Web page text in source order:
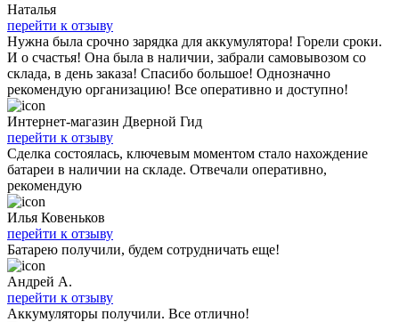
Наталья
перейти к отзыву
Нужна была срочно зарядка для аккумулятора! Горели сроки.
И о счастья! Она была в наличии, забрали самовывозом со
склада, в день заказа! Спасибо большое! Однозначно
рекомендую организацию! Все оперативно и доступно!
Интернет-магазин Дверной Гид
перейти к отзыву
Сделка состоялась, ключевым моментом стало нахождение
батареи в наличии на складе. Отвечали оперативно,
рекомендую
Илья Ковеньков
перейти к отзыву
Батарею получили, будем сотрудничать еще!
Андрей А.
перейти к отзыву
Аккумуляторы получили. Все отлично!